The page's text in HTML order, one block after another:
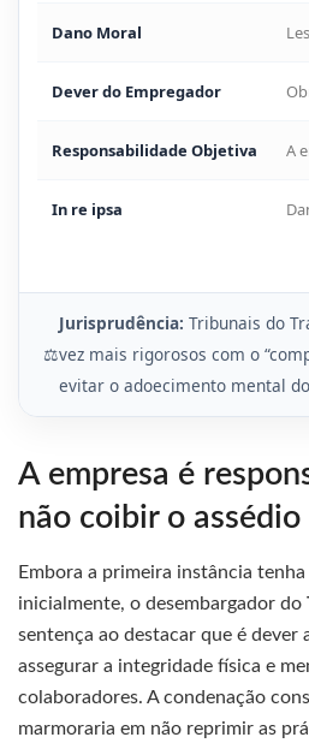
Dano Moral
Dever do Empregador
Responsabilidade Objetiva A
In re ipsa
⚖️
Jurisprudência: Tribunais do
vez mais rigorosos com o
evitar o adoecimento mental
A empresa é
não coibir o assédio
Embora a primeira instância
inicialmente, o desembargador do
sentença ao destacar que é dever
assegurar a integridade física e
colaboradores. A condenação
marmoraria em não reprimir as